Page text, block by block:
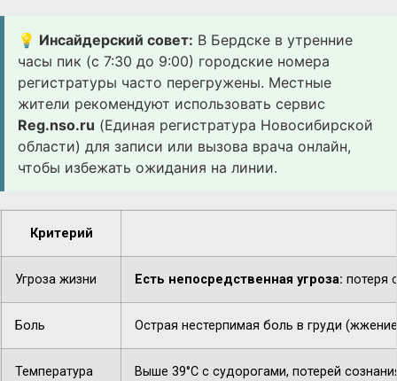
💡 Инсайдерский совет: В Бердске в утренние
часы пик (с 7:30 до 9:00) городские номера
регистратуры часто перегружены. Местные
жители рекомендуют использовать сервис
Reg.nso.ru (Единая регистратура Новосибирской
области) для записи или вызова врача онлайн,
чтобы избежать ожидания на линии.
Критерий
Угроза жизни Есть непосредственная угроза: потеря
Боль Острая нестерпимая боль в груди
Температура Выше 39°C с судорогами, потерей